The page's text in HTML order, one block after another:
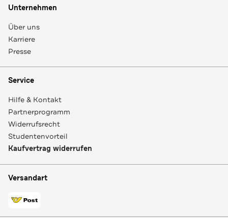
Unternehmen
Über uns
Karriere
Presse
Service
Hilfe & Kontakt
Partnerprogramm
Widerrufsrecht
Studentenvorteil
Kaufvertrag widerrufen
Versandart